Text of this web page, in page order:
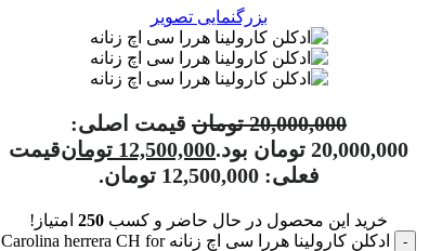
بزرگنمایی تصویر
20,000,000 تومان قیمت اصلی:
20,000,000 تومان بود.
12,500,000 تومانقیمت
فعلی: 12,500,000 تومان.
خرید این محصول در حال حاضر و کسب 250امتیاز!
ادکلن کارولینا هررا سی اچ زنانه Carolina herrera CH for